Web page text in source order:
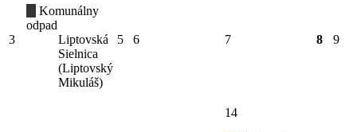
3
Komunálny
odpad
Liptovská
Sielnica
(Liptovský
Mikuláš)
5 6 7 8 9
14